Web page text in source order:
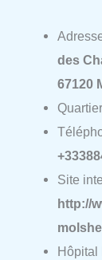
des
67120
Site
http://
Hôpital